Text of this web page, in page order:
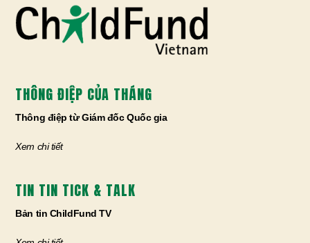
THÔNG ĐIỆP CỦA THÁNG
Thông điệp từ Giám đốc Quốc gia
Xem chi tiết
TIN TIN TICK & TALK
Bản tin ChildFund TV